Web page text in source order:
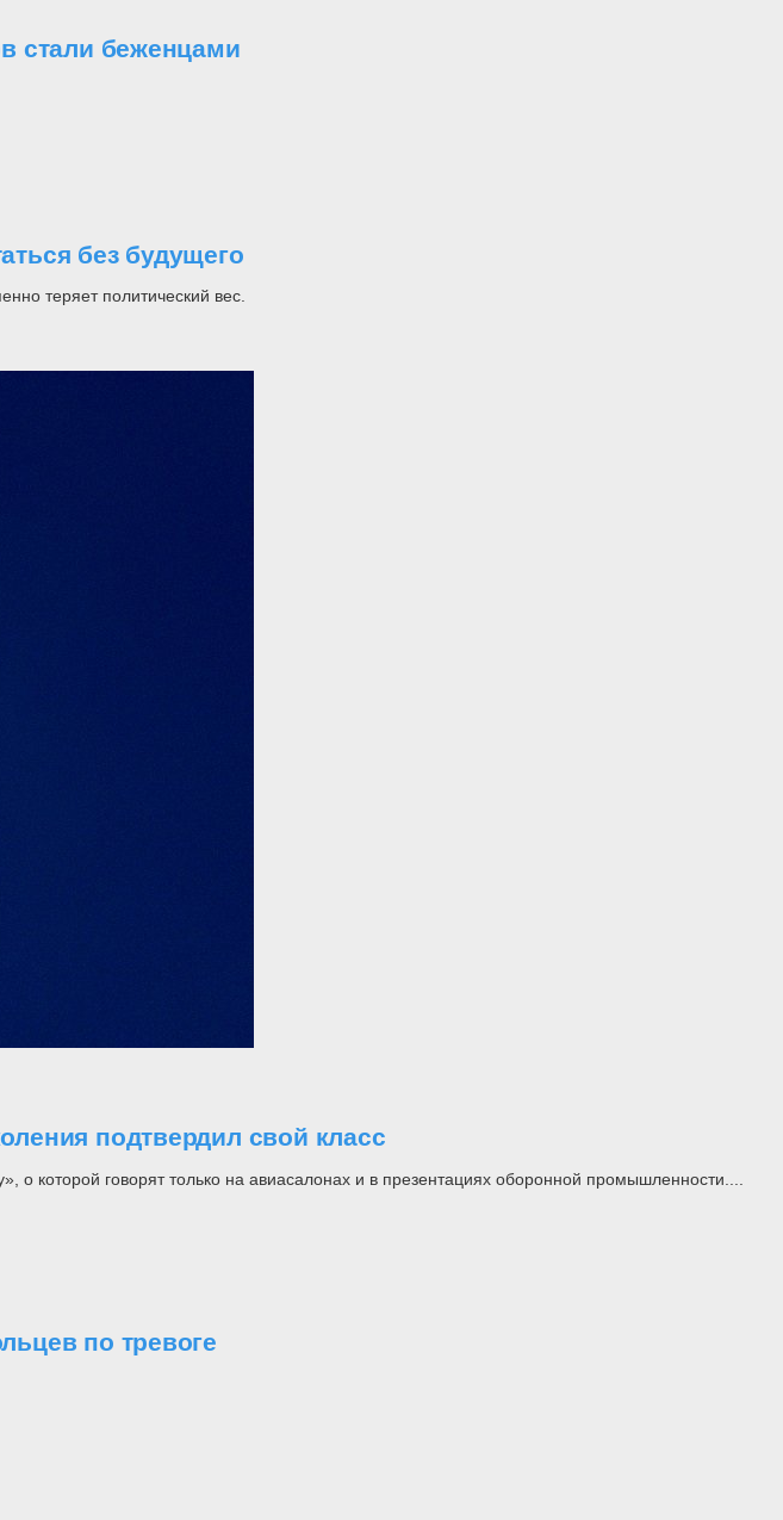
стали беженцами
без будущего
теряет политический вес.
подтвердил свой класс
о которой говорят только на авиасалонах и в презентациях оборонной промышленности....
по тревоге